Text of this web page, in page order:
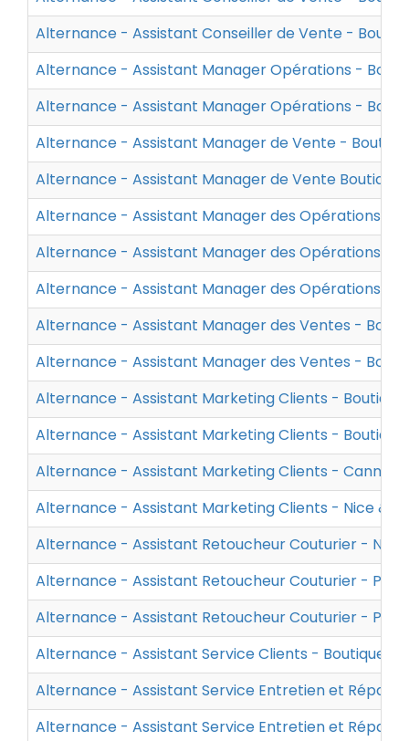
Alternance - Assistant Conseiller de Vente -
Alternance - Assistant Manager Opérations -
Alternance - Assistant Manager Opérations -
Alternance - Assistant Manager de Vente -
Alternance - Assistant Manager de Vente
Alternance - Assistant Manager des Opérations -
Alternance - Assistant Manager des Opérations -
Alternance - Assistant Manager des Opérations -
Alternance - Assistant Manager des Ventes -
Alternance - Assistant Manager des Ventes -
Alternance - Assistant Marketing Clients -
Alternance - Assistant Marketing Clients -
Alternance - Assistant Marketing Clients -
Alternance - Assistant Marketing Clients - Nice &
Alternance - Assistant Retoucheur Couturier -
Alternance - Assistant Retoucheur Couturier -
Alternance - Assistant Retoucheur Couturier -
Alternance - Assistant Service Clients - Boutique
Alternance - Assistant Service Entretien et
Alternance - Assistant Service Entretien et